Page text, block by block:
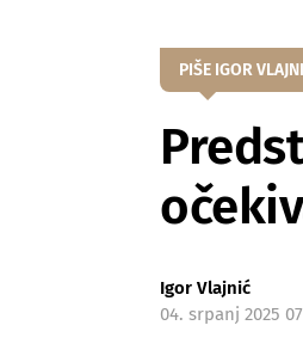
PIŠE IGOR
Igor Vlajnić
04. srpanj 2025